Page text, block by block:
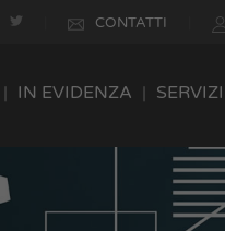
CONTATTI
IN EVIDENZA SERVIZI